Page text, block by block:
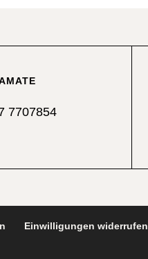
7707854
Einwilligungen widerrufen